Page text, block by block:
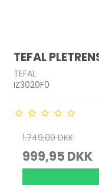
TEFAL
TEFAL
IZ3020F0
1.749,00 DKK
999,95 DKK